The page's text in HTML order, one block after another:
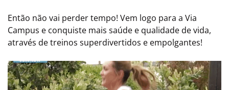
Então não vai perder tempo! Vem logo para a Via
Campus e conquiste mais saúde e qualidade de vida,
através de treinos superdivertidos e empolgantes!